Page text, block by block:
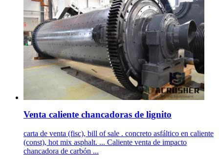
Venta caliente chancadoras de lignito
carta de venta (fisc), bill of sale . concreto asfáltico en caliente
(const), hot mix asphalt. ... Caliente venta de impacto
chancadora de carbón ...